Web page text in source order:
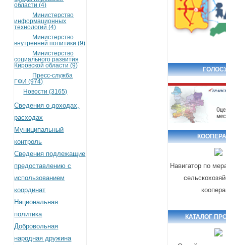
области (4)
Министерство
информационных
технологий (4)
Министерство
внутренней политики (9)
Министерство
социального развития
Кировской области (9)
Пресс-служба
ГФИ (974)
Новости (3165)
Сведения о доходах,
расходах
Муниципальный
контроль
Сведения подлежащие
предоставлению с
использованием
координат
Национальная
политика
Добровольная
народная дружина
Навигатор по
КАТАЛОГ